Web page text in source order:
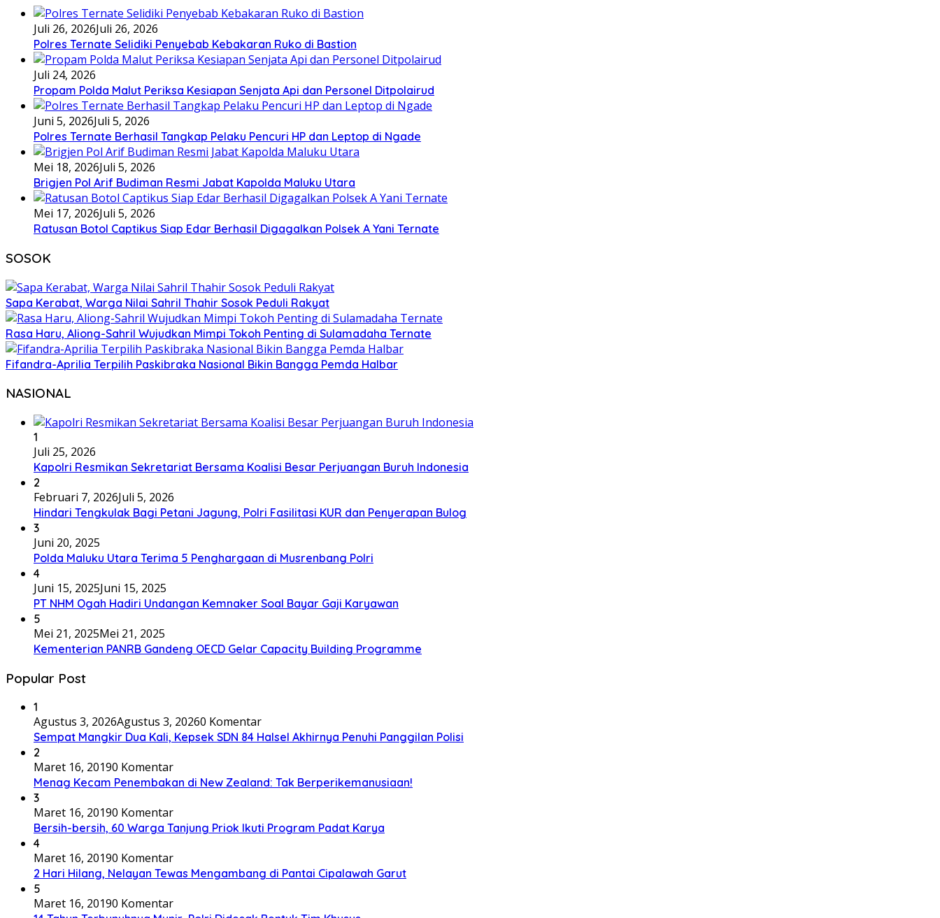
Juli 26, 2026Juli 26, 2026
Polres Ternate Selidiki Penyebab Kebakaran Ruko di Bastion
Juli 24, 2026
Propam Polda Malut Periksa Kesiapan Senjata Api dan Personel Ditpolairud
Juni 5, 2026Juli 5, 2026
Polres Ternate Berhasil Tangkap Pelaku Pencuri HP dan Leptop di Ngade
Mei 18, 2026Juli 5, 2026
Brigjen Pol Arif Budiman Resmi Jabat Kapolda Maluku Utara
Mei 17, 2026Juli 5, 2026
Ratusan Botol Captikus Siap Edar Berhasil Digagalkan Polsek A Yani Ternate
SOSOK
Sapa Kerabat, Warga Nilai Sahril Thahir Sosok Peduli Rakyat
Rasa Haru, Aliong-Sahril Wujudkan Mimpi Tokoh Penting di Sulamadaha Ternate
Fifandra-Aprilia Terpilih Paskibraka Nasional Bikin Bangga Pemda Halbar
NASIONAL
1
Juli 25, 2026
Kapolri Resmikan Sekretariat Bersama Koalisi Besar Perjuangan Buruh Indonesia
2
Februari 7, 2026Juli 5, 2026
Hindari Tengkulak Bagi Petani Jagung, Polri Fasilitasi KUR dan Penyerapan Bulog
3
Juni 20, 2025
Polda Maluku Utara Terima 5 Penghargaan di Musrenbang Polri
4
Juni 15, 2025Juni 15, 2025
PT NHM Ogah Hadiri Undangan Kemnaker Soal Bayar Gaji Karyawan
5
Mei 21, 2025Mei 21, 2025
Kementerian PANRB Gandeng OECD Gelar Capacity Building Programme
Popular Post
1
Agustus 3, 2026Agustus 3, 20260 Komentar
Sempat Mangkir Dua Kali, Kepsek SDN 84 Halsel Akhirnya Penuhi Panggilan Polisi
2
Maret 16, 20190 Komentar
Menag Kecam Penembakan di New Zealand: Tak Berperikemanusiaan!
3
Maret 16, 20190 Komentar
Bersih-bersih, 60 Warga Tanjung Priok Ikuti Program Padat Karya
4
Maret 16, 20190 Komentar
2 Hari Hilang, Nelayan Tewas Mengambang di Pantai Cipalawah Garut
5
Maret 16, 20190 Komentar